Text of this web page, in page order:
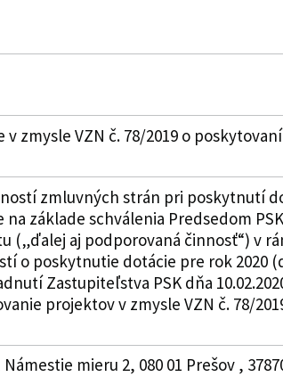
zmysle VZN č. 78/2019 o
zmluvných strán pri poskytnutí
na základe schválenia Predsedom
aj podporovaná činnosť“) v
o poskytnutie dotácie pre rok 2020
Zastupiteľstva PSK dňa
projektov v zmysle VZN č. 78/
mieru 2, 080 01 Prešov ,